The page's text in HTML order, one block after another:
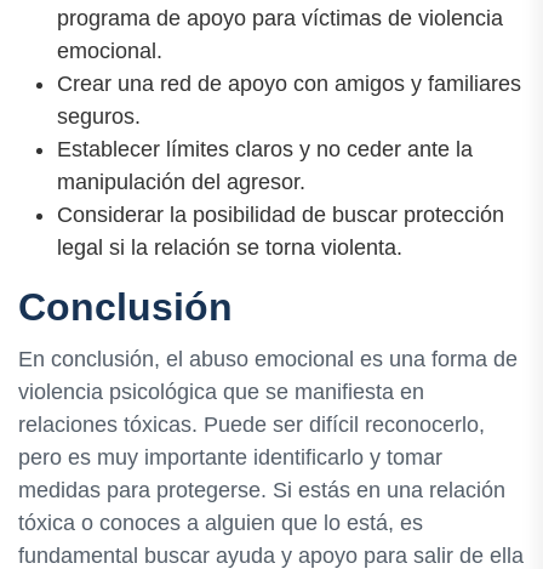
programa de apoyo para víctimas de violencia
emocional.
Crear una red de apoyo con amigos y familiares
seguros.
Establecer límites claros y no ceder ante la
manipulación del agresor.
Considerar la posibilidad de buscar protección
legal si la relación se torna violenta.
Conclusión
En conclusión, el abuso emocional es una forma de
violencia psicológica que se manifiesta en
relaciones tóxicas. Puede ser difícil reconocerlo,
pero es muy importante identificarlo y tomar
medidas para protegerse. Si estás en una relación
tóxica o conoces a alguien que lo está, es
fundamental buscar ayuda y apoyo para salir de ella